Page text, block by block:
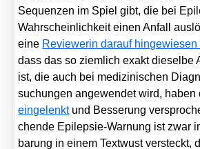
Sequen­zen im Spiel gibt, die bei
Wahr­schein­lich­keit einen Anfall
eine Reviewe­rin dar­auf hin­ge­wie­sen
dass das so ziem­lich exakt die­sel­be
ist, die auch bei medi­zi­ni­schen
su­chun­gen ange­wen­det wird,
ein­ge­lenktund Bes­se­rung
chen­de Epi­lep­sie-War­nung ist zwar
ba­rung in einem Text­wust ver­steckt,